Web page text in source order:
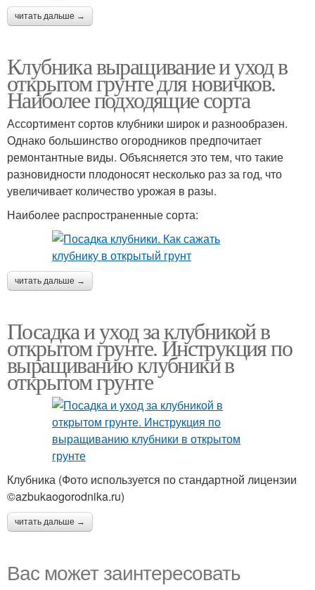
читать дальше →
Клубника выращивание и уход в
открытом грунте для новичков.
Наиболее подходящие сорта
Ассортимент сортов клубники широк и разнообразен.
Однако большинство огородников предпочитает
ремонтантные виды. Объясняется это тем, что такие
разновидности плодоносят несколько раз за год, что
увеличивает количество урожая в разы.
Наиболее распространенные сорта:
читать дальше →
Посадка и уход за клубникой в
открытом грунте. Инструкция по
выращиванию клубники в
открытом грунте
Клубника (Фото используется по стандартной лицензии
©azbukaogorodnika.ru)
читать дальше →
Вас может заинтересовать